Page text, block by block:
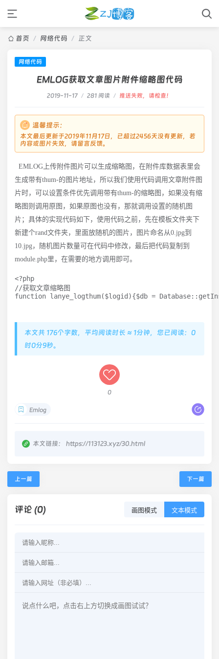
首页 / 网络代码 / 正文
网络代码
EMLOG获取文章图片附件缩略图代码
2019-11-17 / 281 阅读 / 推送失败，请检查！
温馨提示：
本文最后更新于2019年11月17日，已超过2456天没有更新，若
内容或图片失效，请留言反馈。
EMLOG上传附件图片可以生成缩略图，在附件库数据表里会
生成带有thum-的图片地址，所以我们使用代码调用文章附件图
片时，可以设置条件优先调用带有thum-的缩略图，如果没有缩
略图则调用原图，如果原图也没有，那就调用设置的随机图
片；具体的实现代码如下，使用代码之前，先在模板文件夹下
新建个rand文件夹，里面放随机的图片，图片命名从0.jpg到
10.jpg，随机图片数量可在代码中修改，最后把代码复制到
module.php里，在需要的地方调用即可。
<?php
//获取文章缩略图
function lanye_logthum($logid){$db =
本文共 176个字数，平均阅读时长 ≈ 1分钟，您已阅读：0
时0分9秒。
0
Emlog
本文链接： https://113123.xyz/30.html
上一篇 下一篇
评论 (0) 画图模式 文本模式